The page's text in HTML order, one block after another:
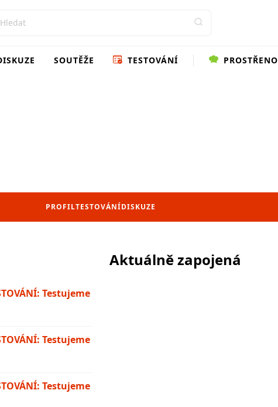
SOUTĚŽE TESTOVÁNÍ PROSTŘENO
PROFILTESTOVÁNÍDISKUZE
Testujeme
Testujeme
Testujeme
Aktuálně zapojená